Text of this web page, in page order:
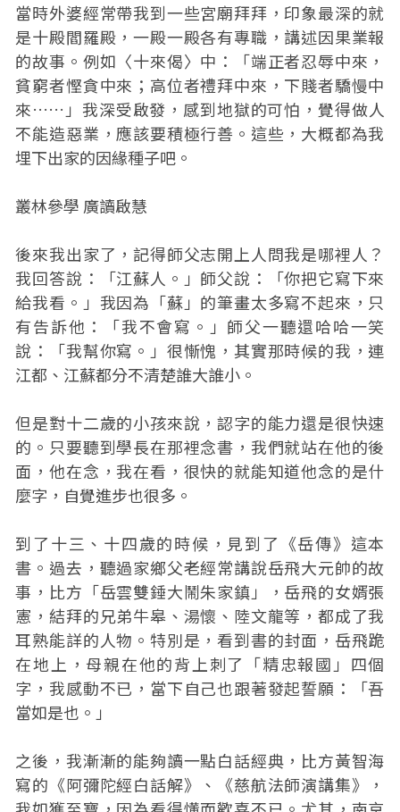
當時外婆經常帶我到一些宮廟拜拜，印象最深的就
是十殿閻羅殿，一殿一殿各有專職，講述因果業報
的故事。例如〈十來偈〉中：「端正者忍辱中來，
貧窮者慳貪中來；高位者禮拜中來，下賤者驕慢中
來……」我深受啟發，感到地獄的可怕，覺得做人
不能造惡業，應該要積極行善。這些，大概都為我
埋下出家的因緣種子吧。
叢林參學 廣讀啟慧
後來我出家了，記得師父志開上人問我是哪裡人？
我回答說：「江蘇人。」師父說：「你把它寫下來
給我看。」我因為「蘇」的筆畫太多寫不起來，只
有告訴他：「我不會寫。」師父一聽還哈哈一笑
說：「我幫你寫。」很慚愧，其實那時候的我，連
江都、江蘇都分不清楚誰大誰小。
但是對十二歲的小孩來說，認字的能力還是很快速
的。只要聽到學長在那裡念書，我們就站在他的後
面，他在念，我在看，很快的就能知道他念的是什
麼字，自覺進步也很多。
到了十三、十四歲的時候，見到了《岳傳》這本
書。過去，聽過家鄉父老經常講說岳飛大元帥的故
事，比方「岳雲雙錘大鬧朱家鎮」，岳飛的女婿張
憲，結拜的兄弟牛皋、湯懷、陸文龍等，都成了我
耳熟能詳的人物。特別是，看到書的封面，岳飛跪
在地上，母親在他的背上刺了「精忠報國」四個
字，我感動不已，當下自己也跟著發起誓願：「吾
當如是也。」
之後，我漸漸的能夠讀一點白話經典，比方黃智海
寫的《阿彌陀經白話解》、《慈航法師演講集》，